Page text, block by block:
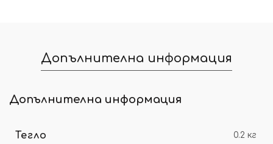
Допълнителна информация
Допълнителна информация
Тегло 0.2 кг